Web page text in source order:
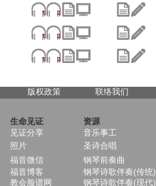
版权政策 联络我们
生命见证
资源
见证分享
音乐事工
照片
圣诗合唱
福音微信
钢琴前奏曲
福音博客
钢琴诗歌伴奏(传统)
教会脸谱网 钢琴诗歌伴奏(现代)